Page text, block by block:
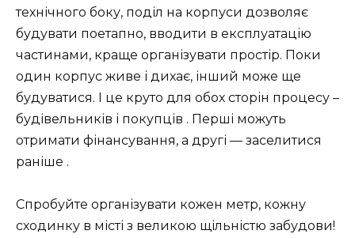
технічного боку, поділ на корпуси дозволяє
будувати поетапно, вводити в експлуатацію
частинами, краще організувати простір. Поки
один корпус живе і дихає, інший може ще
будуватися. І це круто для обох сторін процесу –
будівельників і покупців ️. Перші можуть
отримати фінансування, а другі — заселитися
раніше .
Спробуйте організувати кожен метр, кожну
сходинку в місті з великою щільністю забудови!